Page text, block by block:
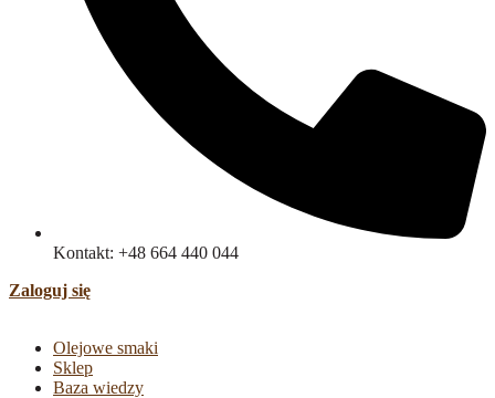
Kontakt: +48 664 440 044
Zaloguj się
Olejowe smaki
Sklep
Baza wiedzy